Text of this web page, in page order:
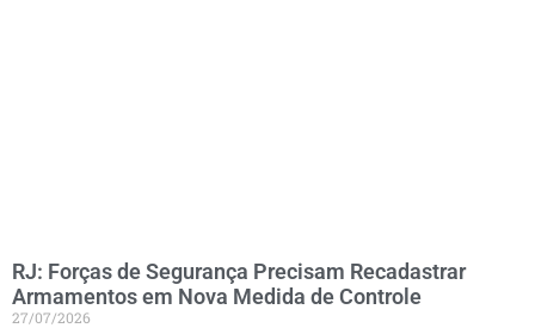
RJ: Forças de Segurança Precisam Recadastrar
Armamentos em Nova Medida de Controle
27/07/2026